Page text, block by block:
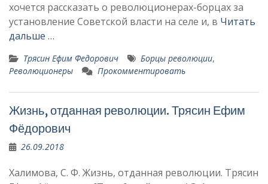
хочется рассказать о рево­люционерах-борцах за
уста­новление Советской власти на селе и, в Читать
дальше …
Трясин Ефим Федорович Борцы революции,
Революционеры
Прокомментировать
Жизнь, отданная революции. Трясин Ефим
Фёдорович
26.09.2018
Халимова, С. Ф. Жизнь, отданная революции. Трясин